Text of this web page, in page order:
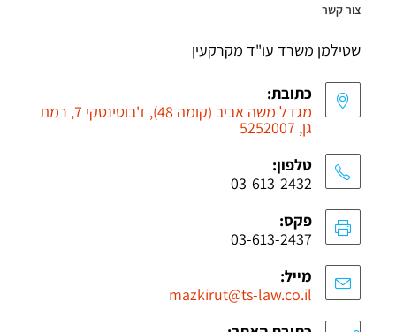
צור קשר
שטילמן משרד עו"ד מקרקעין
כתובת:
מגדל משה אביב (קומה 48), ז'בוטינסקי 7, רמת
גן, 5252007
טלפון:
03-613-2432
פקס:
03-613-2437
מייל:
mazkirut@ts-law.co.il